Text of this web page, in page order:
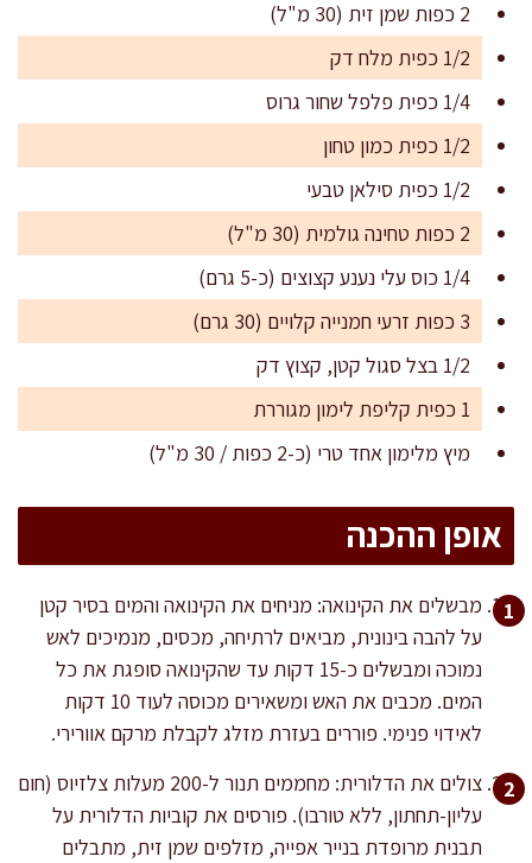
2 כפות שמן זית (30 מ"ל)
1/2 כפית מלח דק
1/4 כפית פלפל שחור גרוס
1/2 כפית כמון טחון
1/2 כפית סילאן טבעי
2 כפות טחינה גולמית (30 מ"ל)
1/4 כוס עלי נענע קצוצים (כ-5 גרם)
3 כפות זרעי חמנייה קלויים (30 גרם)
1/2 בצל סגול קטן, קצוץ דק
1 כפית קליפת לימון מגוררת
מיץ מלימון אחד טרי (כ-2 כפות / 30 מ"ל)
אופן ההכנה
מבשלים את הקינואה: מניחים את הקינואה והמים בסיר קטן
על להבה בינונית, מביאים לרתיחה, מכסים, מנמיכים לאש
נמוכה ומבשלים כ-15 דקות עד שהקינואה סופגת את כל
המים. מכבים את האש ומשאירים מכוסה לעוד 10 דקות
לאידוי פנימי. פוררים בעזרת מזלג לקבלת מרקם אוורירי.
צולים את הדלורית: מחממים תנור ל-200 מעלות צלזיוס (חום
עליון-תחתון, ללא טורבו). פורסים את קוביות הדלורית על
תבנית מרופדת בנייר אפייה, מזלפים שמן זית, מתבלים